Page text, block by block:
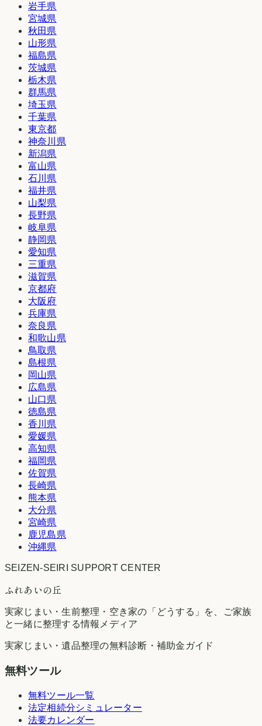
岩手県
宮城県
秋田県
山形県
福島県
茨城県
栃木県
群馬県
埼玉県
千葉県
東京都
神奈川県
新潟県
富山県
石川県
福井県
山梨県
長野県
岐阜県
静岡県
愛知県
三重県
滋賀県
京都府
大阪府
兵庫県
奈良県
和歌山県
鳥取県
島根県
岡山県
広島県
山口県
徳島県
香川県
愛媛県
高知県
福岡県
佐賀県
長崎県
熊本県
大分県
宮崎県
鹿児島県
沖縄県
SEIZEN-SEIRI SUPPORT CENTER
ふれあいの丘
実家じまい・生前整理・空き家の「どうする」を、ご家族
と一緒に整理する情報メディア
実家じまい・遺品整理の無料診断・補助金ガイド
無料ツール
無料ツール一覧
法定相続分シミュレーター
法要カレンダー